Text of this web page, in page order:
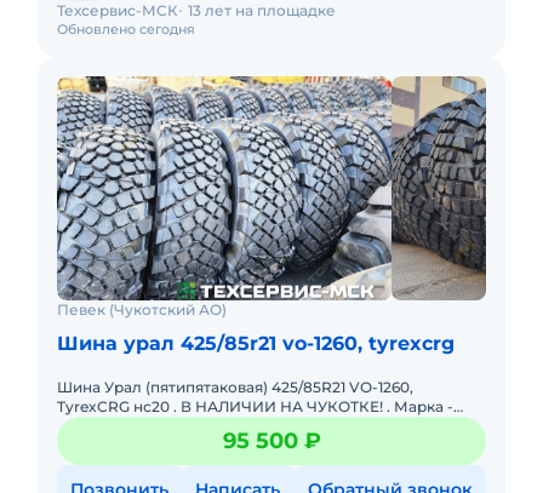
Обновлено сегодня
Техсервис-МСК 13 лет на площадке
Певек (Чукотский АО)
Шина урал 425/85r21 vо-1260, tyrexcrg
Шина Урал (пятипятаковая) 425/85R21 VО-1260,
TyrexCRG нс20 . В НАЛИЧИИ НА ЧУКОТКЕ! . Марка -
TyrexCRG Модель - VO-1260 Ширина - 425 Профиль - 85
Диаметр
95 500 ₽